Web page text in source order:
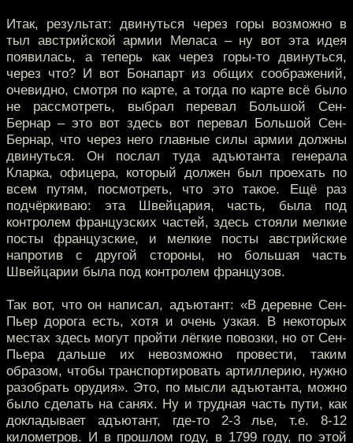
Итак, результат: двинуться через горы возможно в
тыл австрийской армии Меласа – ну вот эта идея
появилась, а теперь как через горы-то двинуться,
через что? И вот Бонапарт из общих соображений,
очевидно, смотря по карте, а тогда по карте всё было
не рассмотреть, выбрал перевал Большой Сен-
Бернар – это вот здесь вот перевал Большой Сен-
Бернар, что через него главные силы армии должны
двинуться. Он послал туда адъютанта генерала
Кларка, офицера, который должен был проехать по
всем путям, посмотреть, что это такое. Ещё раз
подчёркиваю: эта Швейцария, часть, была под
контролем французских частей, здесь стояли мелкие
посты французские, и мелкие посты австрийские
напротив с другой стороны, но большая часть
Швейцарии была под контролем французов.
Так вот, что он написал, адъютант: «В деревне Сен-
Пьер дорога есть, хотя и очень узкая. В некоторых
местах здесь могут пройти лёгкие повозки, но от Сен-
Пьера дальше их невозможно провести, таким
образом, чтобы транспортировать артиллерию, нужно
разобрать орудия». Это, по мысли адъютанта, можно
было сделать на санях. Ну и трудная часть пути, как
докладывает адъютант, где-то 2-3 лье, т.е. 8-12
километров. И в прошлом году, в 1799 году, по этой